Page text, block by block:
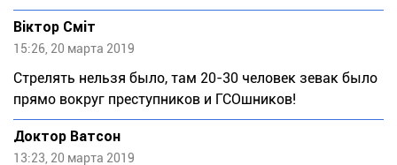
Віктор Сміт
15:26, 20 марта 2019
Стрелять нельзя было, там 20-30 человек зевак было
прямо вокруг преступников и ГСОшников!
Доктор Ватсон
13:23, 20 марта 2019